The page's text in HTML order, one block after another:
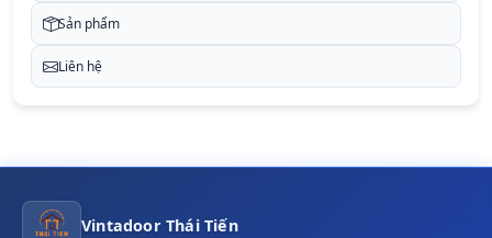
Sản phẩm
Liên hệ
Vintadoor Thái Tiến